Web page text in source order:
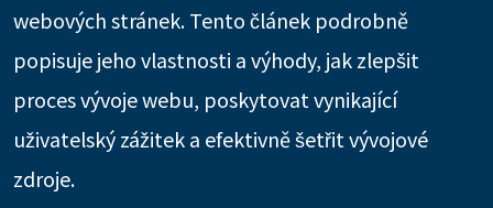
webových stránek. Tento článek podrobně
popisuje jeho vlastnosti a výhody, jak zlepšit
proces vývoje webu, poskytovat vynikající
uživatelský zážitek a efektivně šetřit vývojové
zdroje.